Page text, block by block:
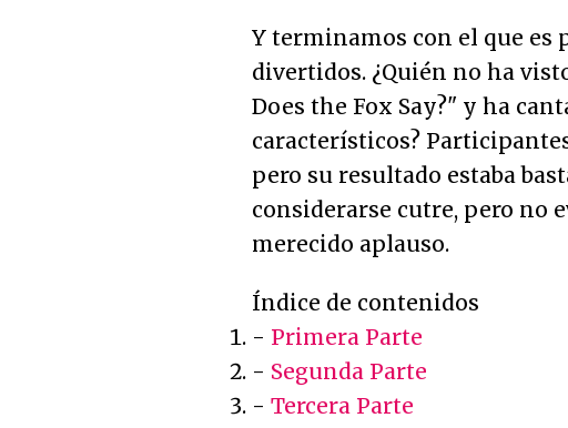
Y terminamos con el que es
divertidos. ¿Quién no ha
Does the Fox Say?" y ha
característicos?
pero su resultado estaba
considerarse cutre, pero no
merecido aplauso.
Índice de contenidos
- Primera Parte
- Segunda Parte
- Tercera Parte